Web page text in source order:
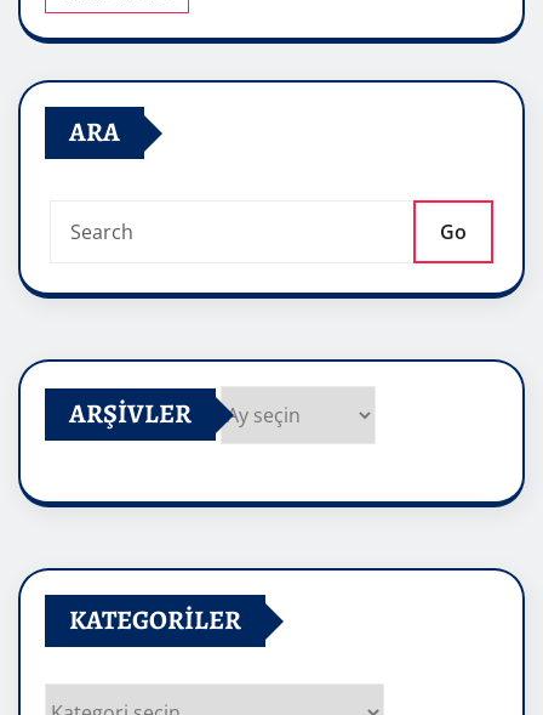
ARA
Go
ARŞIVLER
KATEGORILER
Kategoriler